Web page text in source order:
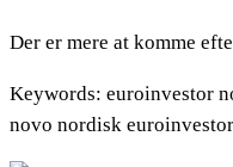
Der er mere at komme
Keywords: euroinvestor
novo nordisk euroinvestor